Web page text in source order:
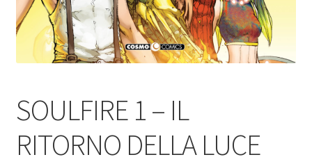
SOULFIRE 1 – IL
RITORNO DELLA LUCE